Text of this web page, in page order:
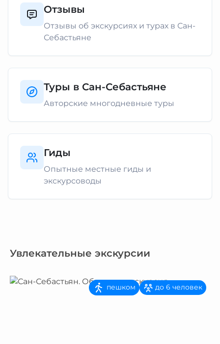
Отзывы
Отзывы об экскурсиях и турах в Сан-
Себастьяне
Туры в Сан-Себастьяне
Авторские многодневные туры
Гиды
Опытные местные гиды и
экскурсоводы
Увлекательные экскурсии
пешком до 6 человек